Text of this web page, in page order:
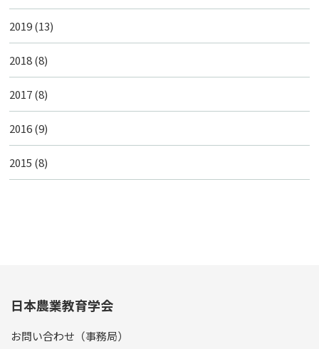
2019(13)
2018(8)
2017(8)
2016(9)
2015 (8)
日本農業教育学会
お問い合わせ（事務局）